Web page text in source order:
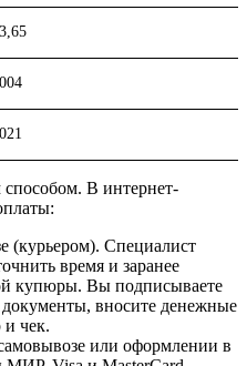
3,65
004
021
В интернет-
(курьером). Специалист
время и заранее
купюры. Вы подписываете
вносите денежные
и чек.
или оформлении в